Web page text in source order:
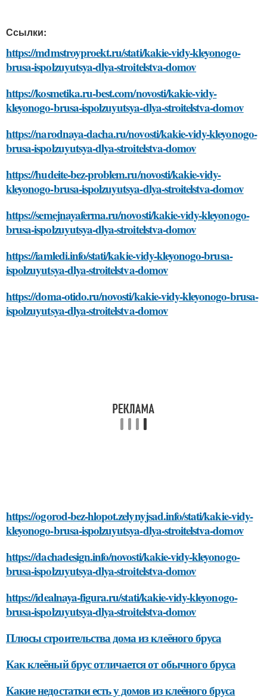
Ссылки:
https://mdmstroyproekt.ru/stati/kakie-vidy-kleyonogo-
brusa-ispolzuyutsya-dlya-stroitelstva-domov
https://kosmetika.ru-best.com/novosti/kakie-vidy-
kleyonogo-brusa-ispolzuyutsya-dlya-stroitelstva-domov
https://narodnaya-dacha.ru/novosti/kakie-vidy-kleyonogo-
brusa-ispolzuyutsya-dlya-stroitelstva-domov
https://hudeite-bez-problem.ru/novosti/kakie-vidy-
kleyonogo-brusa-ispolzuyutsya-dlya-stroitelstva-domov
https://semejnayaferma.ru/novosti/kakie-vidy-kleyonogo-
brusa-ispolzuyutsya-dlya-stroitelstva-domov
https://iamledi.info/stati/kakie-vidy-kleyonogo-brusa-
ispolzuyutsya-dlya-stroitelstva-domov
https://doma-otido.ru/novosti/kakie-vidy-kleyonogo-brusa-
ispolzuyutsya-dlya-stroitelstva-domov
https://ogorod-bez-hlopot.zelynyjsad.info/stati/kakie-vidy-
kleyonogo-brusa-ispolzuyutsya-dlya-stroitelstva-domov
https://dachadesign.info/novosti/kakie-vidy-kleyonogo-
brusa-ispolzuyutsya-dlya-stroitelstva-domov
https://idealnaya-figura.ru/stati/kakie-vidy-kleyonogo-
brusa-ispolzuyutsya-dlya-stroitelstva-domov
Плюсы строительства дома из клеёного бруса
Как клеёный брус отличается от обычного бруса
Какие недостатки есть у домов из клеёного бруса